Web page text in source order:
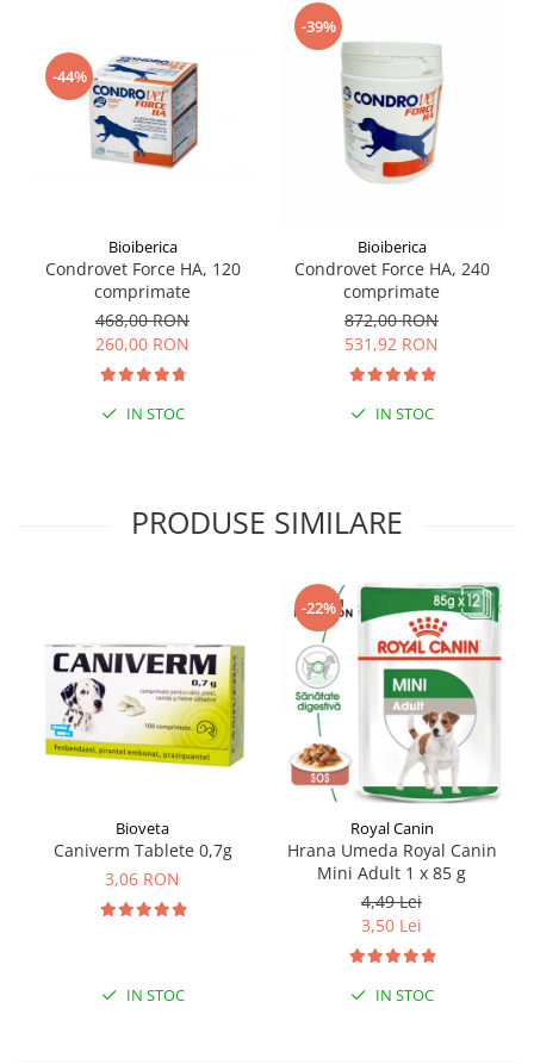
-44%
Bioiberica
Condrovet Force HA, 120
comprimate
468,00 RON
260,00 RON
IN STOC
-39%
Bioiberica
Condrovet Force HA, 240
comprimate
872,00 RON
531,92 RON
IN STOC
PRODUSE SIMILARE
Bioveta
Caniverm Tablete 0,7g
3,06 RON
IN STOC
-22%
Royal Canin
Hrana Umeda Royal Canin
Mini Adult 1 x 85 g
4,49 Lei
3,50 Lei
IN STOC